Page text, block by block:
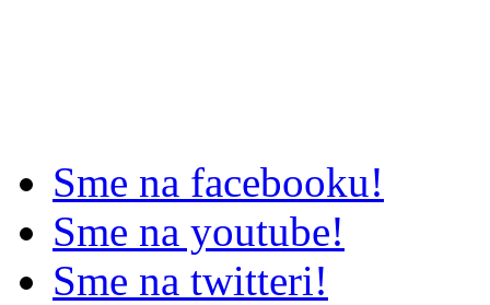
Sme na facebooku!
Sme na youtube!
Sme na twitteri!